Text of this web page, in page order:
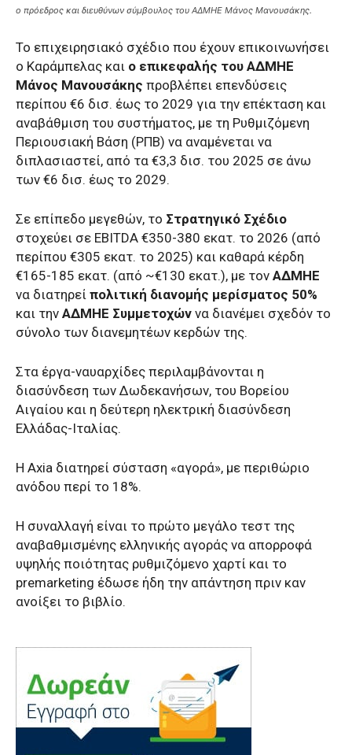
ο πρόεδρος και διευθύνων σύμβουλος του ΑΔΜΗΕ Μάνος Μανουσάκης.
Το επιχειρησιακό σχέδιο που έχουν επικοινωνήσει
ο Καράμπελας και ο επικεφαλής του ΑΔΜΗΕ
Μάνος Μανουσάκης προβλέπει επενδύσεις
περίπου €6 δισ. έως το 2029 για την επέκταση και
αναβάθμιση του συστήματος, με τη Ρυθμιζόμενη
Περιουσιακή Βάση (ΡΠΒ) να αναμένεται να
διπλασιαστεί, από τα €3,3 δισ. του 2025 σε άνω
των €6 δισ. έως το 2029.
Σε επίπεδο μεγεθών, το Στρατηγικό Σχέδιο
στοχεύει σε EBITDA €350-380 εκατ. το 2026 (από
περίπου €305 εκατ. το 2025) και καθαρά κέρδη
€165-185 εκατ. (από ~€130 εκατ.), με τον ΑΔΜΗΕ
να διατηρεί πολιτική διανομής μερίσματος 50%
και την ΑΔΜΗΕ Συμμετοχών να διανέμει σχεδόν το
σύνολο των διανεμητέων κερδών της.
Στα έργα-ναυαρχίδες περιλαμβάνονται η
διασύνδεση των Δωδεκανήσων, του Βορείου
Αιγαίου και η δεύτερη ηλεκτρική διασύνδεση
Ελλάδας-Ιταλίας.
Η Axia διατηρεί σύσταση «αγορά», με περιθώριο
ανόδου περί το 18%.
Η συναλλαγή είναι το πρώτο μεγάλο τεστ της
αναβαθμισμένης ελληνικής αγοράς να απορροφά
υψηλής ποιότητας ρυθμιζόμενο χαρτί και το
premarketing έδωσε ήδη την απάντηση πριν καν
ανοίξει το βιβλίο.